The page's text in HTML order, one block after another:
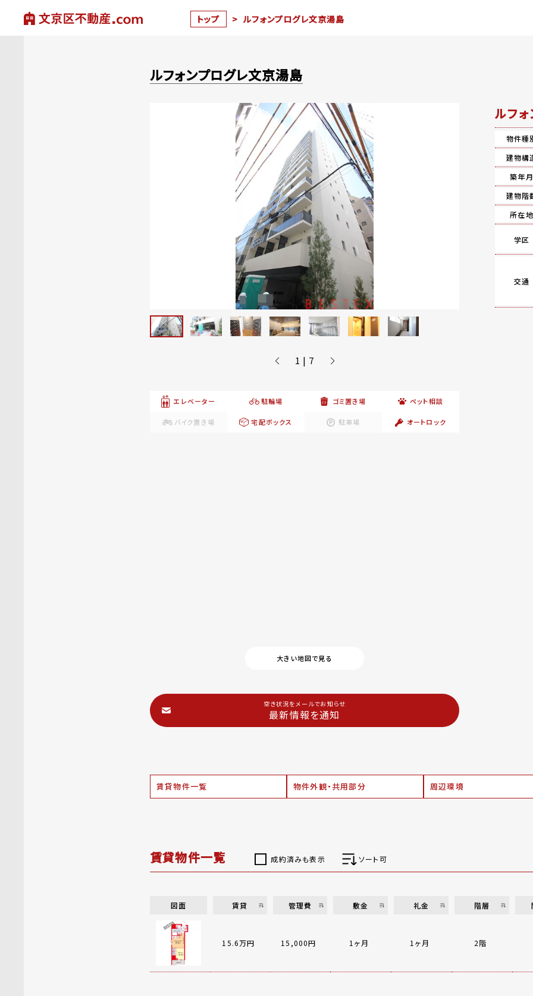
トップ > ルフォンプログレ文京湯島
ルフォンプログレ文京湯島
1 | 7
エレベーター 駐輪場 ゴミ置き場 ペット相談
バイク置き場 宅配ボックス 駐車場 オートロック
大きい地図で見る
空き状況をメールでお知らせ
最新情報を通知
賃貸物件一覧 物件外観・共用部分 周辺環境
ルフ
物件種
建物構
築年月
建物階
所在地
学区
交通
賃貸物件一覧 成約済みも表示 ソート可
図面 賃貸 管理費 敷金 礼金 階層
15.6万円 15,000円 1ヶ月 1ヶ月 2階